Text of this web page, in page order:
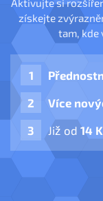
Aktivujte si
získejte
tam, kde
Více
Již od 14